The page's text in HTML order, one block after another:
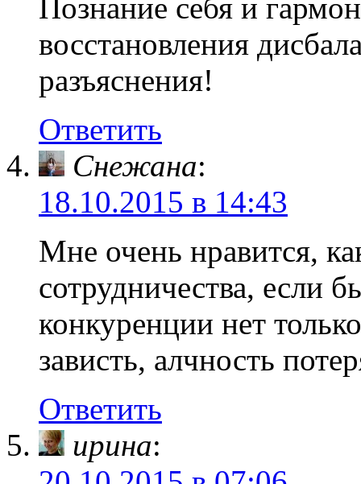
Познание себя и
восстановления
разъяснения!
Ответить
Снежана:
18.10.2015 в 14:43
Мне очень нравится,
сотрудничества, если
конкуренции нет
зависть, алчность
Ответить
ирина: